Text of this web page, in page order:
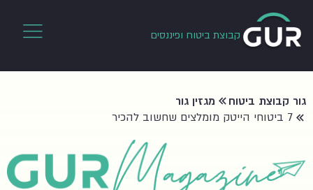
קבוצת ביטוח ופיננסים
גור קבוצת ביטוח מגזין גור
7 ביטוחי הייטק מומלצים שחשוב להכיר